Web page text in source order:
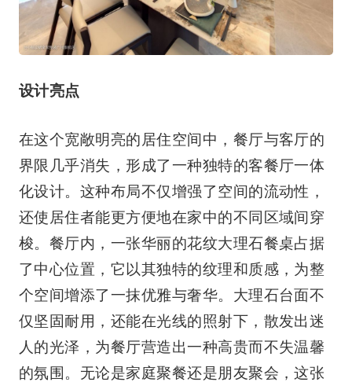
设计亮点
在这个宽敞明亮的居住空间中，餐厅与客厅的
界限几乎消失，形成了一种独特的客餐厅一体
化设计。这种布局不仅增强了空间的流动性，
还使居住者能更方便地在家中的不同区域间穿
梭。餐厅内，一张华丽的花纹大理石餐桌占据
了中心位置，它以其独特的纹理和质感，为整
个空间增添了一抹优雅与奢华。大理石台面不
仅坚固耐用，还能在光线的照射下，散发出迷
人的光泽，为餐厅营造出一种高贵而不失温馨
的氛围。无论是家庭聚餐还是朋友聚会，这张